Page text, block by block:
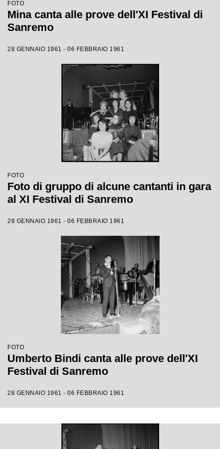
FOTO
Mina canta alle prove dell'XI Festival di
Sanremo
28 GENNAIO 1961 - 06 FEBBRAIO 1961
FOTO
Foto di gruppo di alcune cantanti in gara
al XI Festival di Sanremo
28 GENNAIO 1961 - 06 FEBBRAIO 1961
FOTO
Umberto Bindi canta alle prove dell'XI
Festival di Sanremo
28 GENNAIO 1961 - 06 FEBBRAIO 1961